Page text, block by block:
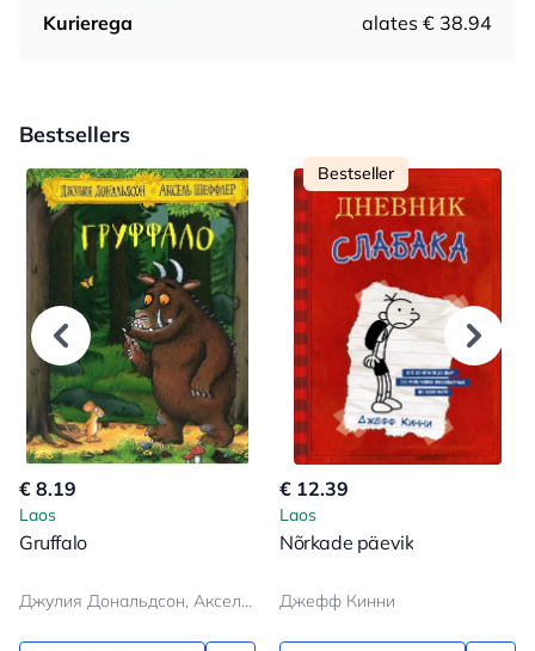
Kurierega
alates € 38.94
Bestsellers
€ 8.19
Laos
Gruffalo
Джулия Дональдсон, Аксель Шеффлер
Bestseller
€ 12.39
Laos
Nõrkade päevik
Джефф Кинни